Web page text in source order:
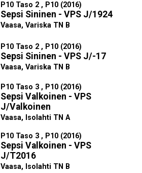
P10 Taso 2 , P10 (2016)
Sepsi Sininen - VPS J/1924
Vaasa, Variska TN B
P10 Taso 2 , P10 (2016)
Sepsi Sininen - VPS J/-17
Vaasa, Variska TN B
P10 Taso 3 , P10 (2016)
Sepsi Valkoinen - VPS
J/Valkoinen
Vaasa, Isolahti TN A
P10 Taso 3 , P10 (2016)
Sepsi Valkoinen - VPS
J/T2016
Vaasa, Isolahti TN B